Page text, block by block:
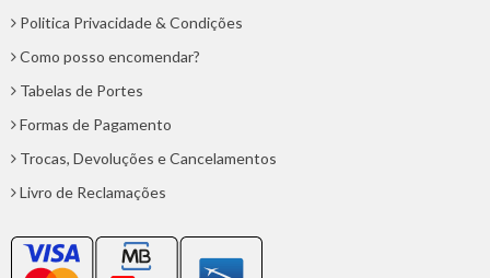
Politica Privacidade & Condições
Como posso encomendar?
Tabelas de Portes
Formas de Pagamento
Trocas, Devoluções e Cancelamentos
Livro de Reclamações